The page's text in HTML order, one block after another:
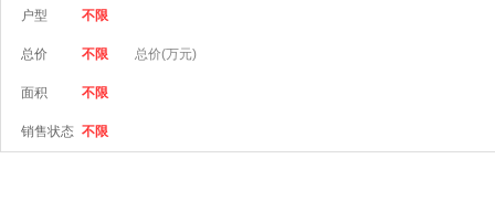
户型 不限
总价 不限 总价(万元)
面积 不限
销售状态 不限